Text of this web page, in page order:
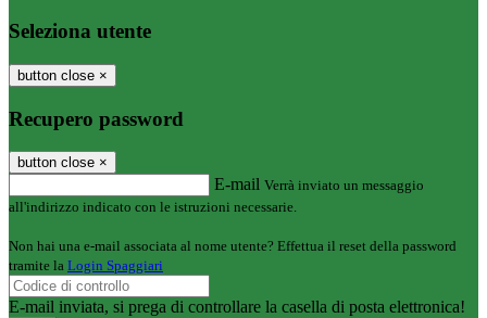
Seleziona utente
button close ×
Recupero password
button close ×
E-mail Verrà inviato un messaggio
all'indirizzo indicato con le istruzioni necessarie.
Non hai una e-mail associata al nome utente? Effettua il reset della password
tramite la Login Spaggiari
E-mail inviata, si prega di controllare la casella di posta elettronica!